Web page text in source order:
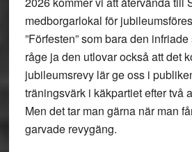
medborgarlokal för
”Förfesten” som bara den
råge ja den utlovar också att det
jubileumsrevy lär ge oss i
träningsvärk i käkpartiet efter två
Men det tar man gärna när man
garvade revygäng.